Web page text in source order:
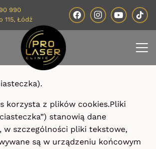
990
115, Łódź
korzysta z plików cookies.Pliki
stanowią dane
w szczególności pliki tekstowe,
są w urządzeniu końcowym